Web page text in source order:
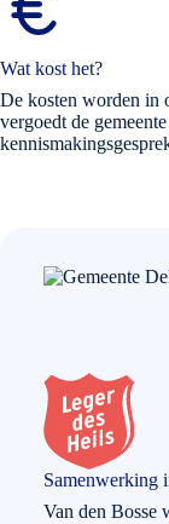
Wat kost het?
De kosten worden in
vergoedt de
Samenwerking
Van den Bosse